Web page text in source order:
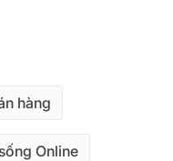
hàng
Online